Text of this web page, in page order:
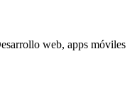
web, apps móviles